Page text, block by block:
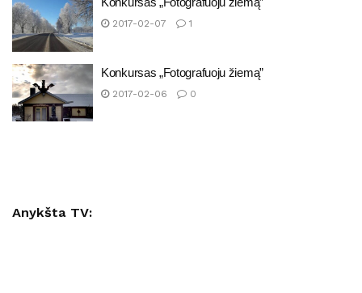
2017-02-07 1
Konkursas „Fotografuoju žiemą”
2017-02-06 0
Anykšta TV: